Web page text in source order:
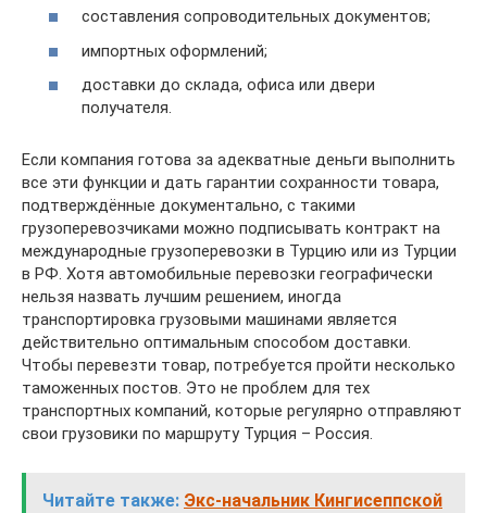
составления сопроводительных документов;
импортных оформлений;
доставки до склада, офиса или двери
получателя.
Если компания готова за адекватные деньги выполнить
все эти функции и дать гарантии сохранности товара,
подтверждённые документально, с такими
грузоперевозчиками можно подписывать контракт на
международные грузоперевозки в Турцию или из Турции
в РФ. Хотя автомобильные перевозки географически
нельзя назвать лучшим решением, иногда
транспортировка грузовыми машинами является
действительно оптимальным способом доставки.
Чтобы перевезти товар, потребуется пройти несколько
таможенных постов. Это не проблем для тех
транспортных компаний, которые регулярно отправляют
свои грузовики по маршруту Турция – Россия.
Читайте также: Экс-начальник Кингисеппской